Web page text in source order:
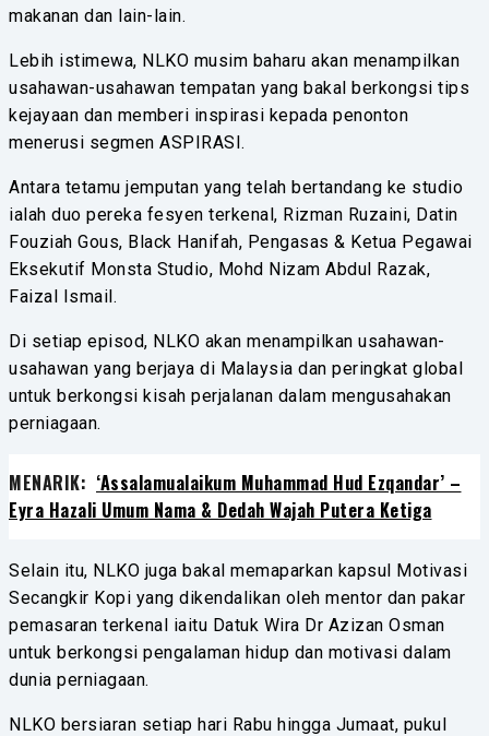
makanan dan lain-lain.
Lebih istimewa, NLKO musim baharu akan menampilkan
usahawan-usahawan tempatan yang bakal berkongsi tips
kejayaan dan memberi inspirasi kepada penonton
menerusi segmen ASPIRASI.
Antara tetamu jemputan yang telah bertandang ke studio
ialah duo pereka fesyen terkenal, Rizman Ruzaini, Datin
Fouziah Gous, Black Hanifah, Pengasas & Ketua Pegawai
Eksekutif Monsta Studio, Mohd Nizam Abdul Razak,
Faizal Ismail.
Di setiap episod, NLKO akan menampilkan usahawan-
usahawan yang berjaya di Malaysia dan peringkat global
untuk berkongsi kisah perjalanan dalam mengusahakan
perniagaan.
MENARIK: ‘Assalamualaikum Muhammad Hud Ezqandar’ –
Eyra Hazali Umum Nama & Dedah Wajah Putera Ketiga
Selain itu, NLKO juga bakal memaparkan kapsul Motivasi
Secangkir Kopi yang dikendalikan oleh mentor dan pakar
pemasaran terkenal iaitu Datuk Wira Dr Azizan Osman
untuk berkongsi pengalaman hidup dan motivasi dalam
dunia perniagaan.
NLKO bersiaran setiap hari Rabu hingga Jumaat, pukul